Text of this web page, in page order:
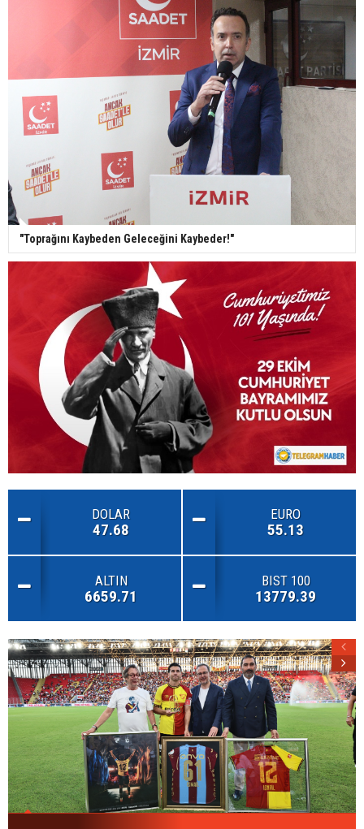
"Toprağını Kaybeden Geleceğini Kaybeder!"
DOLAR
47.68
EURO
55.13
ALTIN
6659.71
BIST 100
13779.39